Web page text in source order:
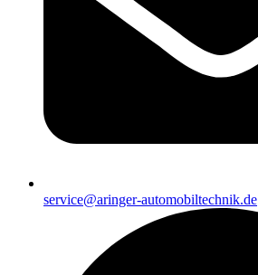
service@aringer-automobiltechnik.de